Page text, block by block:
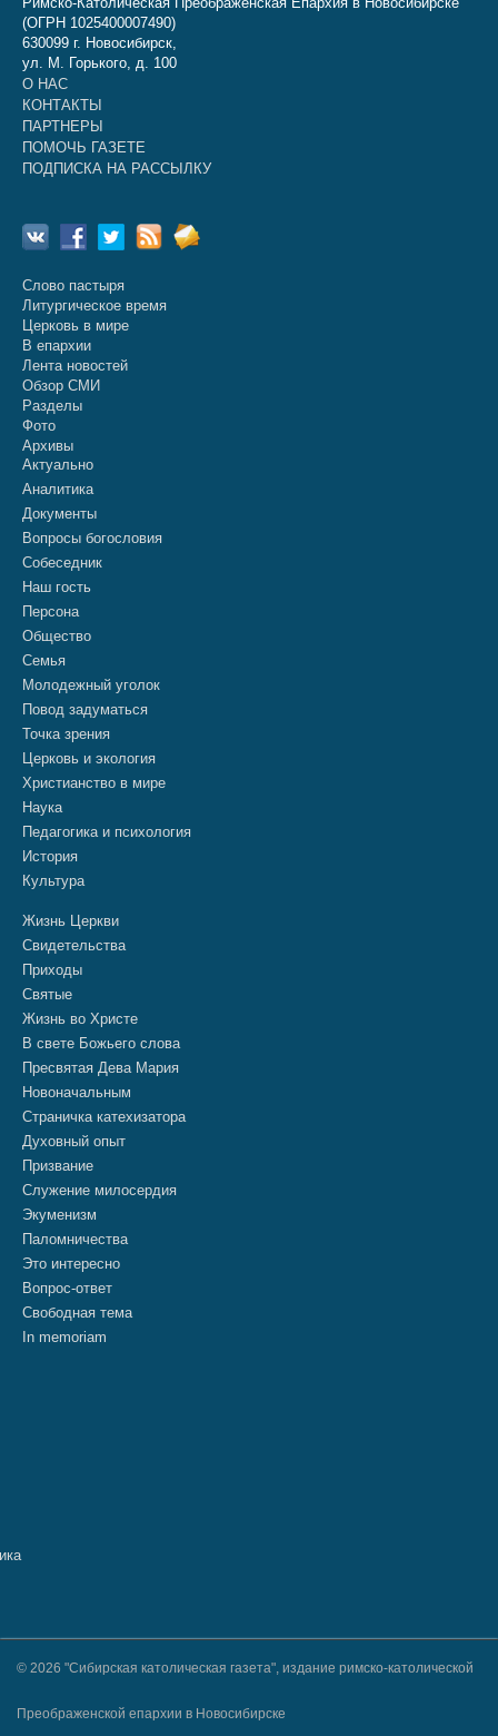
(ОГРН 1025400007490)
630099 г. Новосибирск,
ул. М. Горького, д. 100
О НАС
КОНТАКТЫ
ПАРТНЕРЫ
ПОМОЧЬ ГАЗЕТЕ
ПОДПИСКА НА РАССЫЛКУ
Слово пастыря
Литургическое время
Церковь в мире
В епархии
Лента новостей
Обзор СМИ
Разделы
Фото
Архивы
Актуально
Аналитика
Документы
Вопросы богословия
Собеседник
Наш гость
Персона
Общество
Семья
Молодежный уголок
Повод задуматься
Точка зрения
Церковь и экология
Христианство в мире
Наука
Педагогика и психология
История
Культура
Жизнь Церкви
Свидетельства
Приходы
Святые
Жизнь во Христе
В свете Божьего слова
Пресвятая Дева Мария
Новоначальным
Страничка катехизатора
Духовный опыт
Призвание
Служение милосердия
Экуменизм
Паломничества
Это интересно
Вопрос-ответ
Свободная тема
In memoriam
© 2026 "Сибирская католическая газета", издание римско-католической
Преображенской епархии в Новосибирске